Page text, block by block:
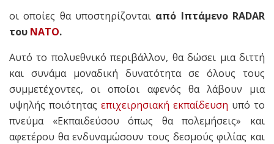
οι οποίες θα υποστηρίζονται από Ιπτάμενο RADAR
του ΝΑΤΟ.
Αυτό το πολυεθνικό περιβάλλον, θα δώσει μια διττή
και συνάμα μοναδική δυνατότητα σε όλους τους
συμμετέχοντες, οι οποίοι αφενός θα λάβουν μια
υψηλής ποιότητας επιχειρησιακή εκπαίδευση υπό το
πνεύμα «Εκπαιδεύσου όπως θα πολεμήσεις» και
αφετέρου θα ενδυναμώσουν τους δεσμούς φιλίας και